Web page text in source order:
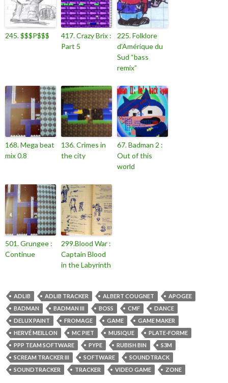
245. $$$P$$$
417. Crazy Brix :
Part 5
225. Folklore
d’Amérique du
Sud “bass
remix”
168. Mega beat
mix 0.8
136. Crimes in
the city
67. Badman 2 :
Out of this
world
501. Grungee :
Continue
299.Blood War :
Captain Blood
in the Labyrinth
ADLIB ADLIB TRACKER ALBERT COUGNET
APOGEE
BADMAN
BADMAN III BOSS CMF
DANCE
DELUX PAINT
FROMAGE GAME
GAME MAKER
HERVÉ MEILLON
MC PIET MUSIQUE
PLATE-FORME
PPP TEAM SOFTWARE
PYPE RUBISH BIN
S3M
SCREAM TRACKER III
SOFTWARE
SOUNDTRACK
SOUNDTRACKER
TRACKER VIDEO GAME ZONE